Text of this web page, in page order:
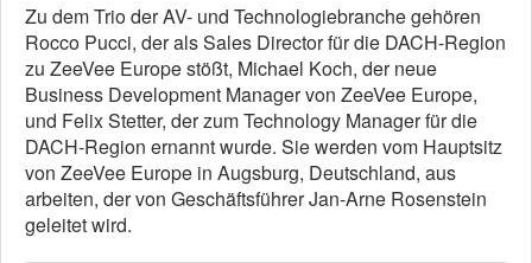
Zu dem Trio der AV- und Technologiebranche gehören
Rocco Pucci, der als Sales Director für die DACH-Region
zu ZeeVee Europe stößt, Michael Koch, der neue
Business Development Manager von ZeeVee Europe,
und Felix Stetter, der zum Technology Manager für die
DACH-Region ernannt wurde. Sie werden vom Hauptsitz
von ZeeVee Europe in Augsburg, Deutschland, aus
arbeiten, der von Geschäftsführer Jan-Arne Rosenstein
geleitet wird.